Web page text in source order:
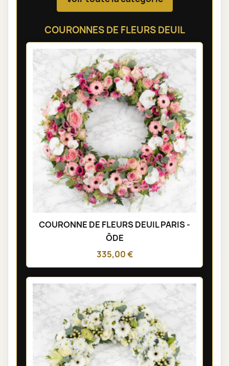
COURONNES DE FLEURS DEUIL
COURONNE DE FLEURS DEUIL PARIS -
ÔDE
335,00 €